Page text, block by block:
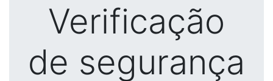
Verificação
de segurança